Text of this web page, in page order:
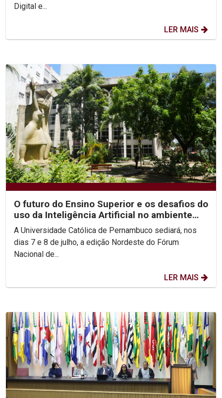
Digital e...
LER MAIS
O futuro do Ensino Superior e os desafios do
uso da Inteligência Artificial no ambiente
acadêmico...
A Universidade Católica de Pernambuco sediará, nos
dias 7 e 8 de julho, a edição Nordeste do Fórum
Nacional de...
LER MAIS